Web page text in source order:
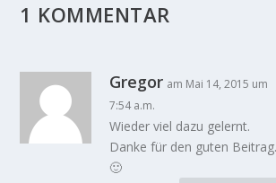
1 KOMMENTAR
Gregor am Mai 14, 2015 um
7:54 a.m.
Wieder viel dazu gelernt.
Danke für den guten Beitrag.
🙂